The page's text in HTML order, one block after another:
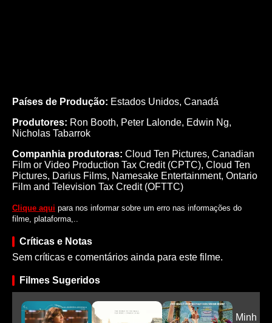
Países de Produção: Estados Unidos, Canadá
Produtores: Ron Booth, Peter Lalonde, Edwin Ng,
Nicholas Tabarrok
Companhia produtoras: Cloud Ten Pictures, Canadian
Film or Video Production Tax Credit (CPTC), Cloud Ten
Pictures, Darius Films, Namesake Entertainment, Ontario
Film and Television Tax Credit (OFTTC)
Clique aqui para nos informar sobre um erro nas informações do
filme, plataforma,..
Críticas e Notas
Sem críticas e comentários ainda para este filme.
Filmes Sugeridos
Minha